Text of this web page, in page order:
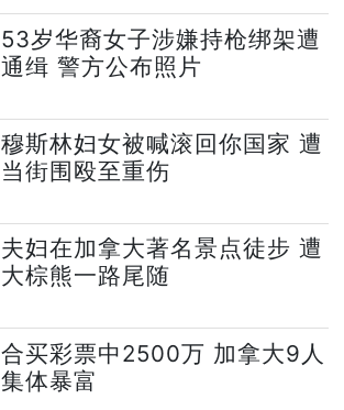
53岁华裔女子涉嫌持枪绑架遭
通缉 警方公布照片
穆斯林妇女被喊滚回你国家 遭
当街围殴至重伤
夫妇在加拿大著名景点徒步 遭
大棕熊一路尾随
合买彩票中2500万 加拿大9人
集体暴富